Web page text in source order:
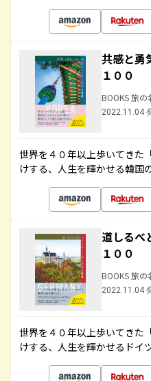
共感と勇
１００
BOOKS 旅の
2022.11.04
世界を４０年以上歩いてきた
けする、人生を輝かせる韓国
道しるべ
１００
BOOKS 旅の
2022.11.04
世界を４０年以上歩いてきた
けする、人生を輝かせるドイ